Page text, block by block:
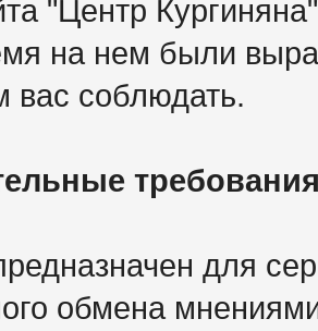
"Центр
на нем были
вас соблюдать.
для
обмена